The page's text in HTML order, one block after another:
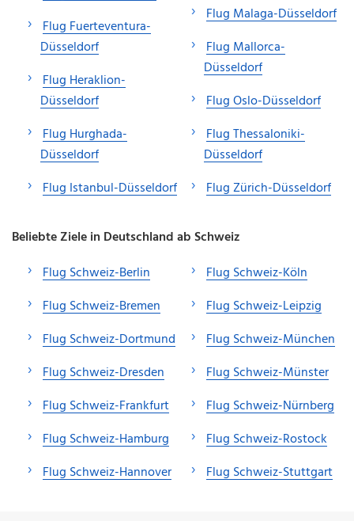
Flug Fuerteventura-
Düsseldorf
Flug Heraklion-
Düsseldorf
Flug Hurghada-
Düsseldorf
Flug Istanbul-Düsseldorf
Flug Malaga-Düsseldorf
Flug Mallorca-
Düsseldorf
Flug Oslo-Düsseldorf
Flug Thessaloniki-
Düsseldorf
Flug Zürich-Düsseldorf
Beliebte Ziele in Deutschland ab Schweiz
Flug Schweiz-Berlin
Flug Schweiz-Bremen
Flug Schweiz-Dortmund
Flug Schweiz-Dresden
Flug Schweiz-Frankfurt
Flug Schweiz-Hamburg
Flug Schweiz-Hannover
Flug Schweiz-Köln
Flug Schweiz-Leipzig
Flug Schweiz-München
Flug Schweiz-Münster
Flug Schweiz-Nürnberg
Flug Schweiz-Rostock
Flug Schweiz-Stuttgart